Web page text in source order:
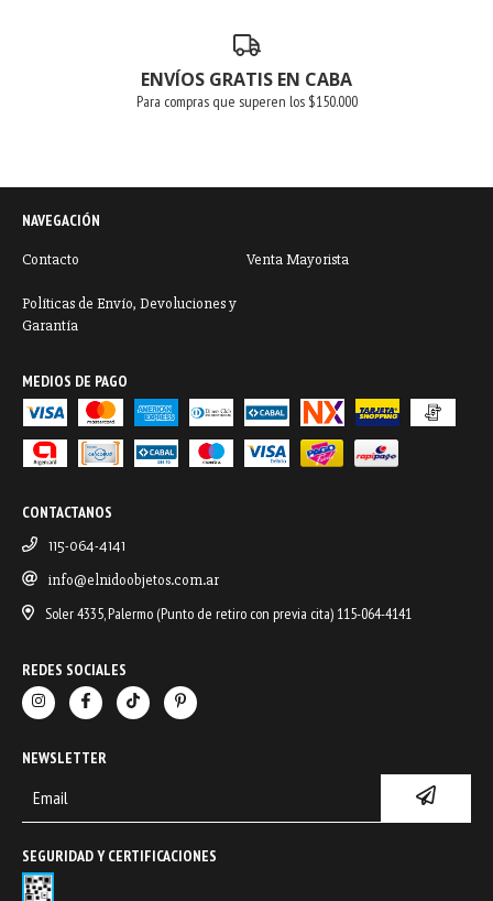
ENVÍOS GRATIS EN CABA
Para compras que superen los $150.000
NAVEGACIÓN
Contacto Venta Mayorista
Políticas de Envío, Devoluciones y
Garantía
MEDIOS DE PAGO
CONTACTANOS
115-064-4141
info@elnidoobjetos.com.ar
Soler 4335, Palermo (Punto de retiro con previa cita) 115-064-4141
REDES SOCIALES
NEWSLETTER
SEGURIDAD Y CERTIFICACIONES